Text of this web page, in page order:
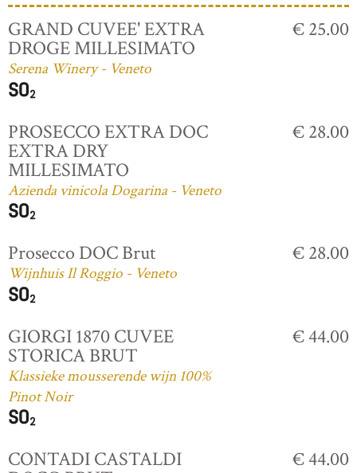
GRAND CUVEE' EXTRA
DROGE MILLESIMATO
Serena Winery - Veneto
€ 25.00
PROSECCO EXTRA DOC
EXTRA DRY
MILLESIMATO
Azienda vinicola Dogarina - Veneto
€ 28.00
Prosecco DOC Brut
Wijnhuis Il Roggio - Veneto
€ 28.00
GIORGI 1870 CUVEE
STORICA BRUT
Klassieke mousserende wijn 100%
Pinot Noir
€ 44.00
CONTADI CASTALDI € 44.00